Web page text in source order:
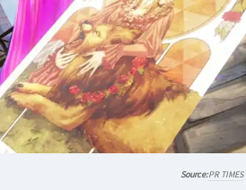
PR TIMES